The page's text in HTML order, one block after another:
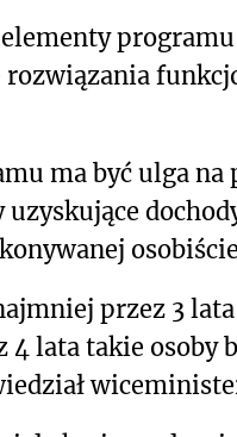
ma być ulga na
przez 3
4 lata takie osoby